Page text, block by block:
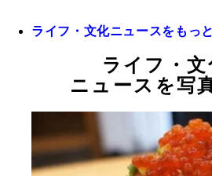
ライフ・文化ニュースをもっ
ライフ・文
ニュースを写